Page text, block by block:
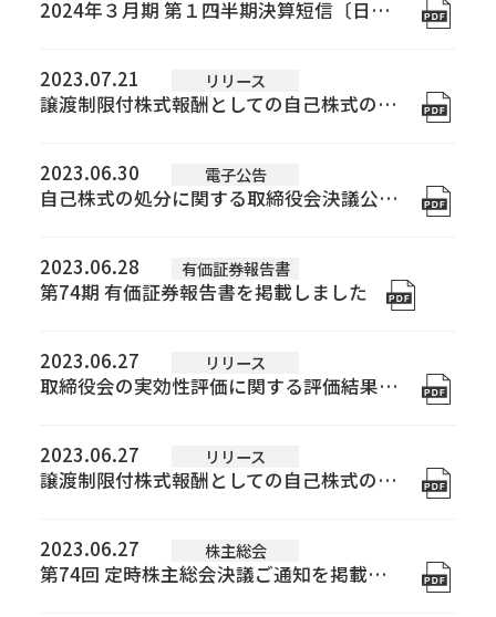
IRニュース
株価情報
株主の皆様へ ～メッセージ～
株式について
株主総会
IRカレンダー
コーポレートガバナンス
事業内容
建築事業
土木事業
BIM
CIM and ICT施工
免震・制震技術【建築】
耐震補強【建築】
耐震補強【土木】
橋梁基礎関係
トンネル関係
下水道関係
サステナビリティ
グループ会社
採用情報
現場だより
2016年
2014年
2013年
2008年
0202年
2024年３月期 第１四半期決算短信〔日本基準〕(連結)を掲載しました
2023.07.21 リリース
譲渡制限付株式報酬としての自己株式の処分の払込完了に関するお知らせを掲載しました
2023.06.30 電子公告
自己株式の処分に関する取締役会決議公告を掲載しました
2023.06.28 有価証券報告書
第74期 有価証券報告書を掲載しました
2023.06.27 リリース
取締役会の実効性評価に関する評価結果の概要についてを掲載しました
2023.06.27 リリース
譲渡制限付株式報酬としての自己株式の処分に関するお知らせを掲載しました
2023.06.27 株主総会
第74回 定時株主総会決議ご通知を掲載しました